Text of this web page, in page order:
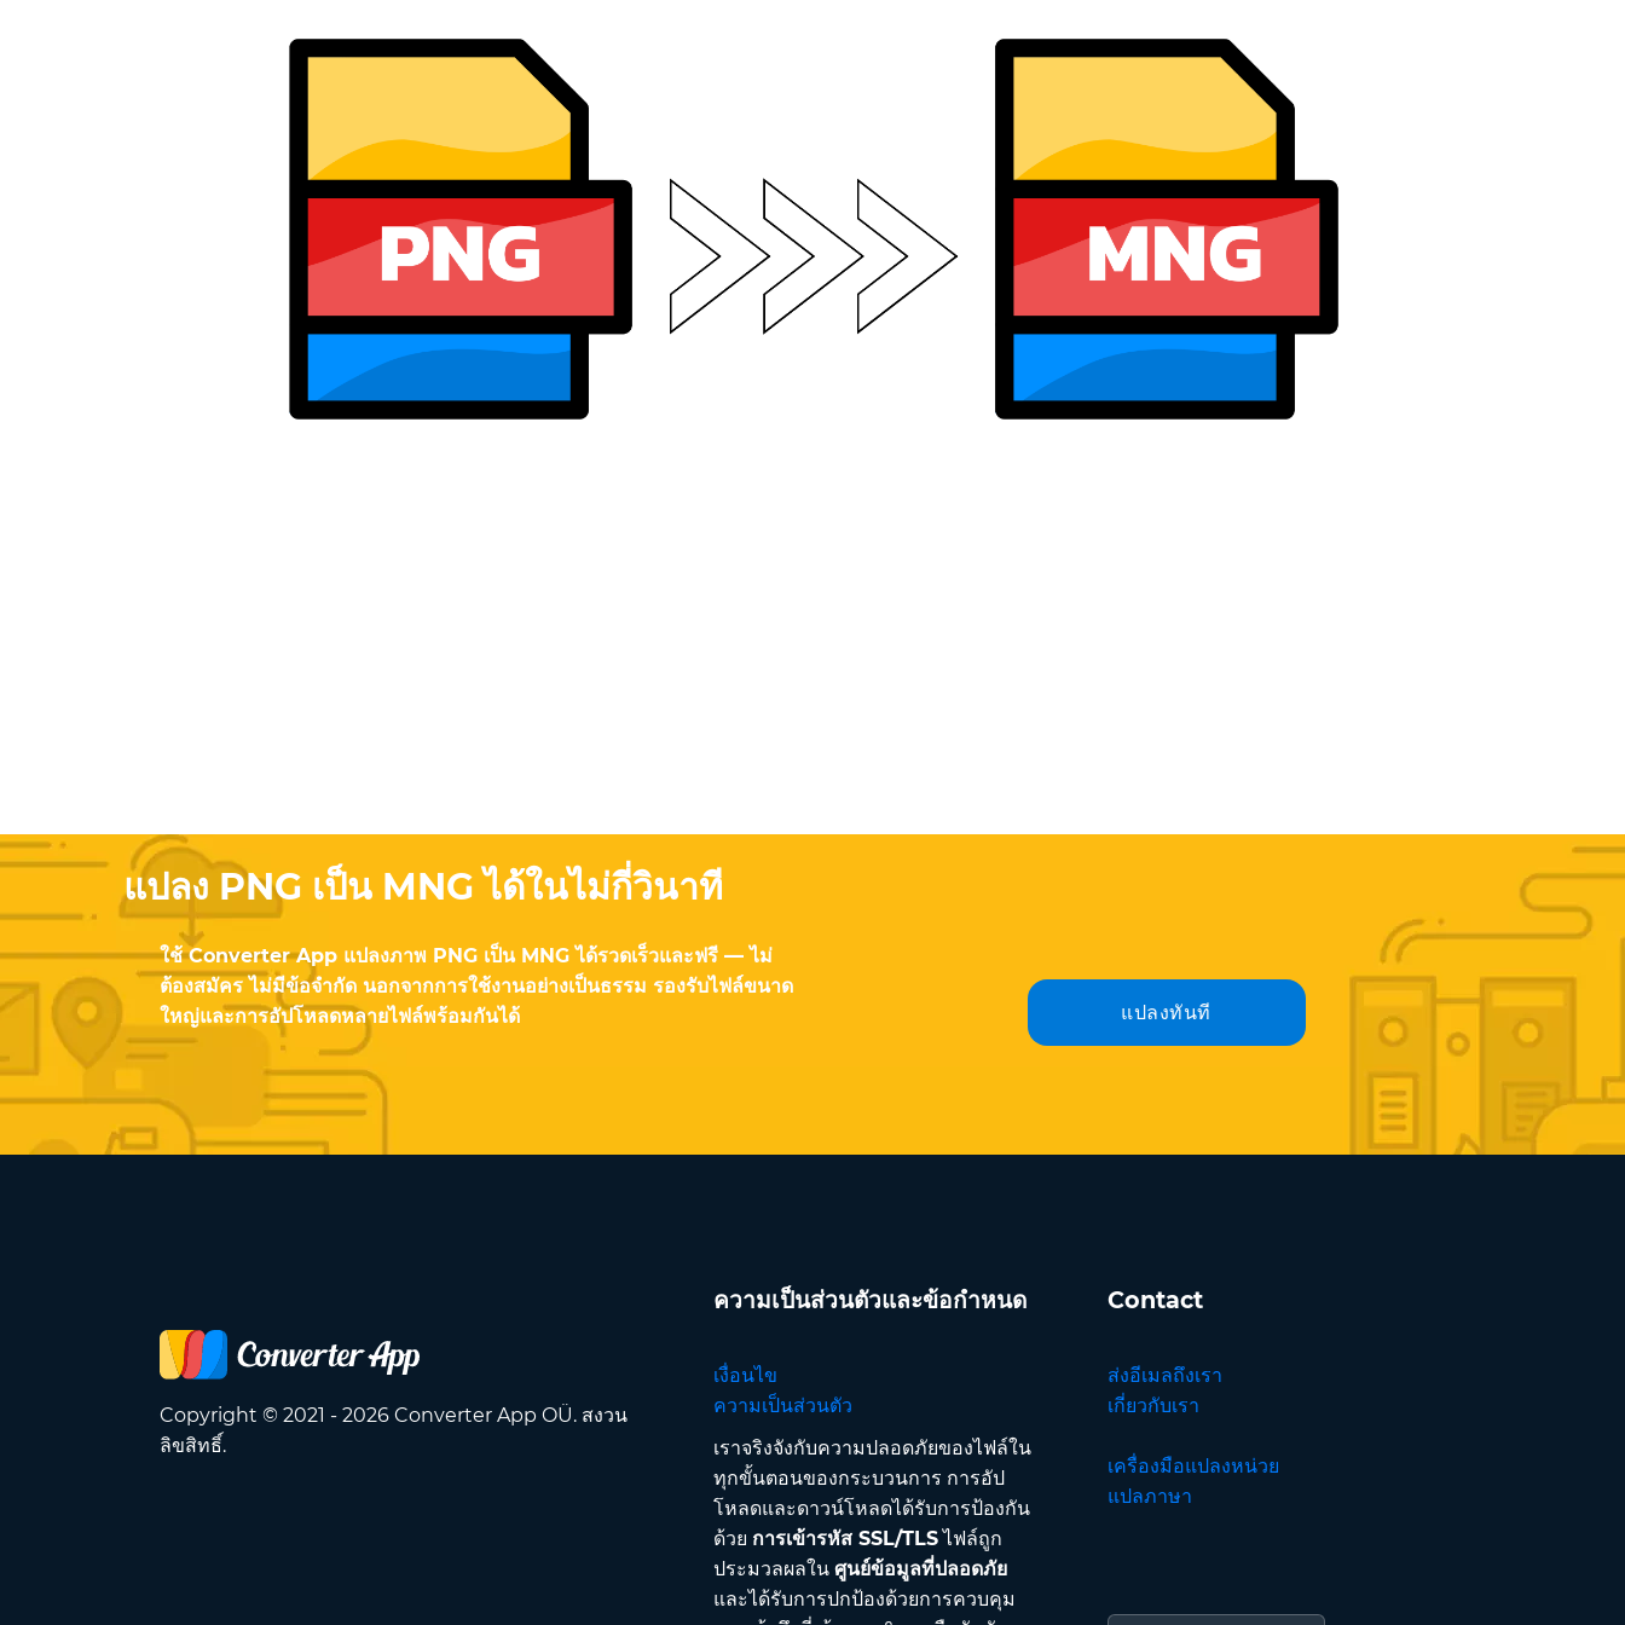
แปลง PNG เป็น MNG ได้ในไม่กี่วินาที
ใช้ Converter App แปลงภาพ PNG เป็น MNG ได้รวดเร็วและฟรี — ไม่
ต้องสมัคร ไม่มีข้อจำกัด นอกจากการใช้งานอย่างเป็นธรรม รองรับไฟล์ขนาด
ใหญ่และการอัปโหลดหลายไฟล์พร้อมกันได้
แปลงทันที
Copyright © 2021 - 2026 Converter App OÜ. สงวน
ลิขสิทธิ์.
ความเป็นส่วนตัวและข้อกำหนด
เงื่อนไข
ความเป็นส่วนตัว
เราจริงจังกับความปลอดภัยของไฟล์ใน
ทุกขั้นตอนของกระบวนการ การอัป
โหลดและดาวน์โหลดได้รับการป้องกัน
ด้วย การเข้ารหัส SSL/TLSไฟล์ถูก
ประมวลผลใน ศูนย์ข้อมูลที่ปลอดภัย
และได้รับการปกป้องด้วยการควบคุม
Contact
ส่งอีเมลถึงเรา
เกี่ยวกับเรา
เครื่องมือแปลงหน่วย
แปลภาษา